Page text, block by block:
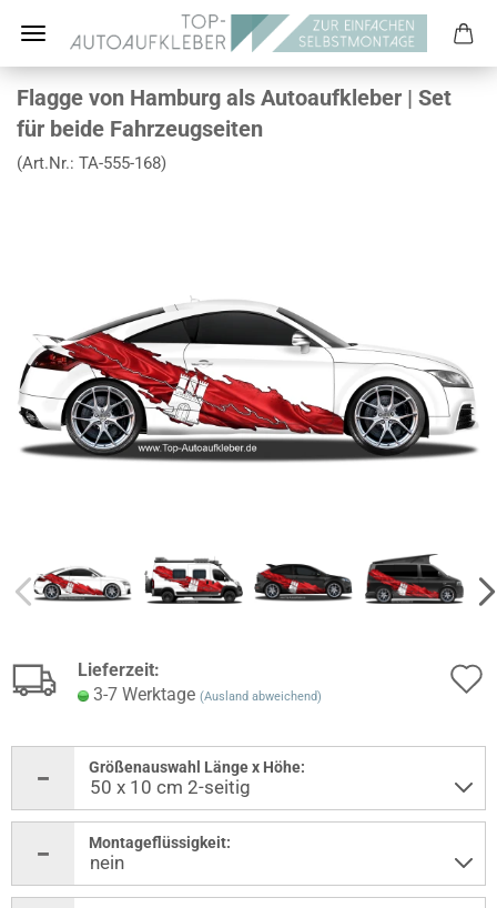
Flagge von Hamburg als Autoaufkleber | Set
für beide Fahrzeugseiten
(Art.Nr.: TA-555-168)
Lieferzeit:
3-7 Werktage (Ausland abweichend)
Größenauswahl Länge x Höhe:
Montageflüssigkeit: